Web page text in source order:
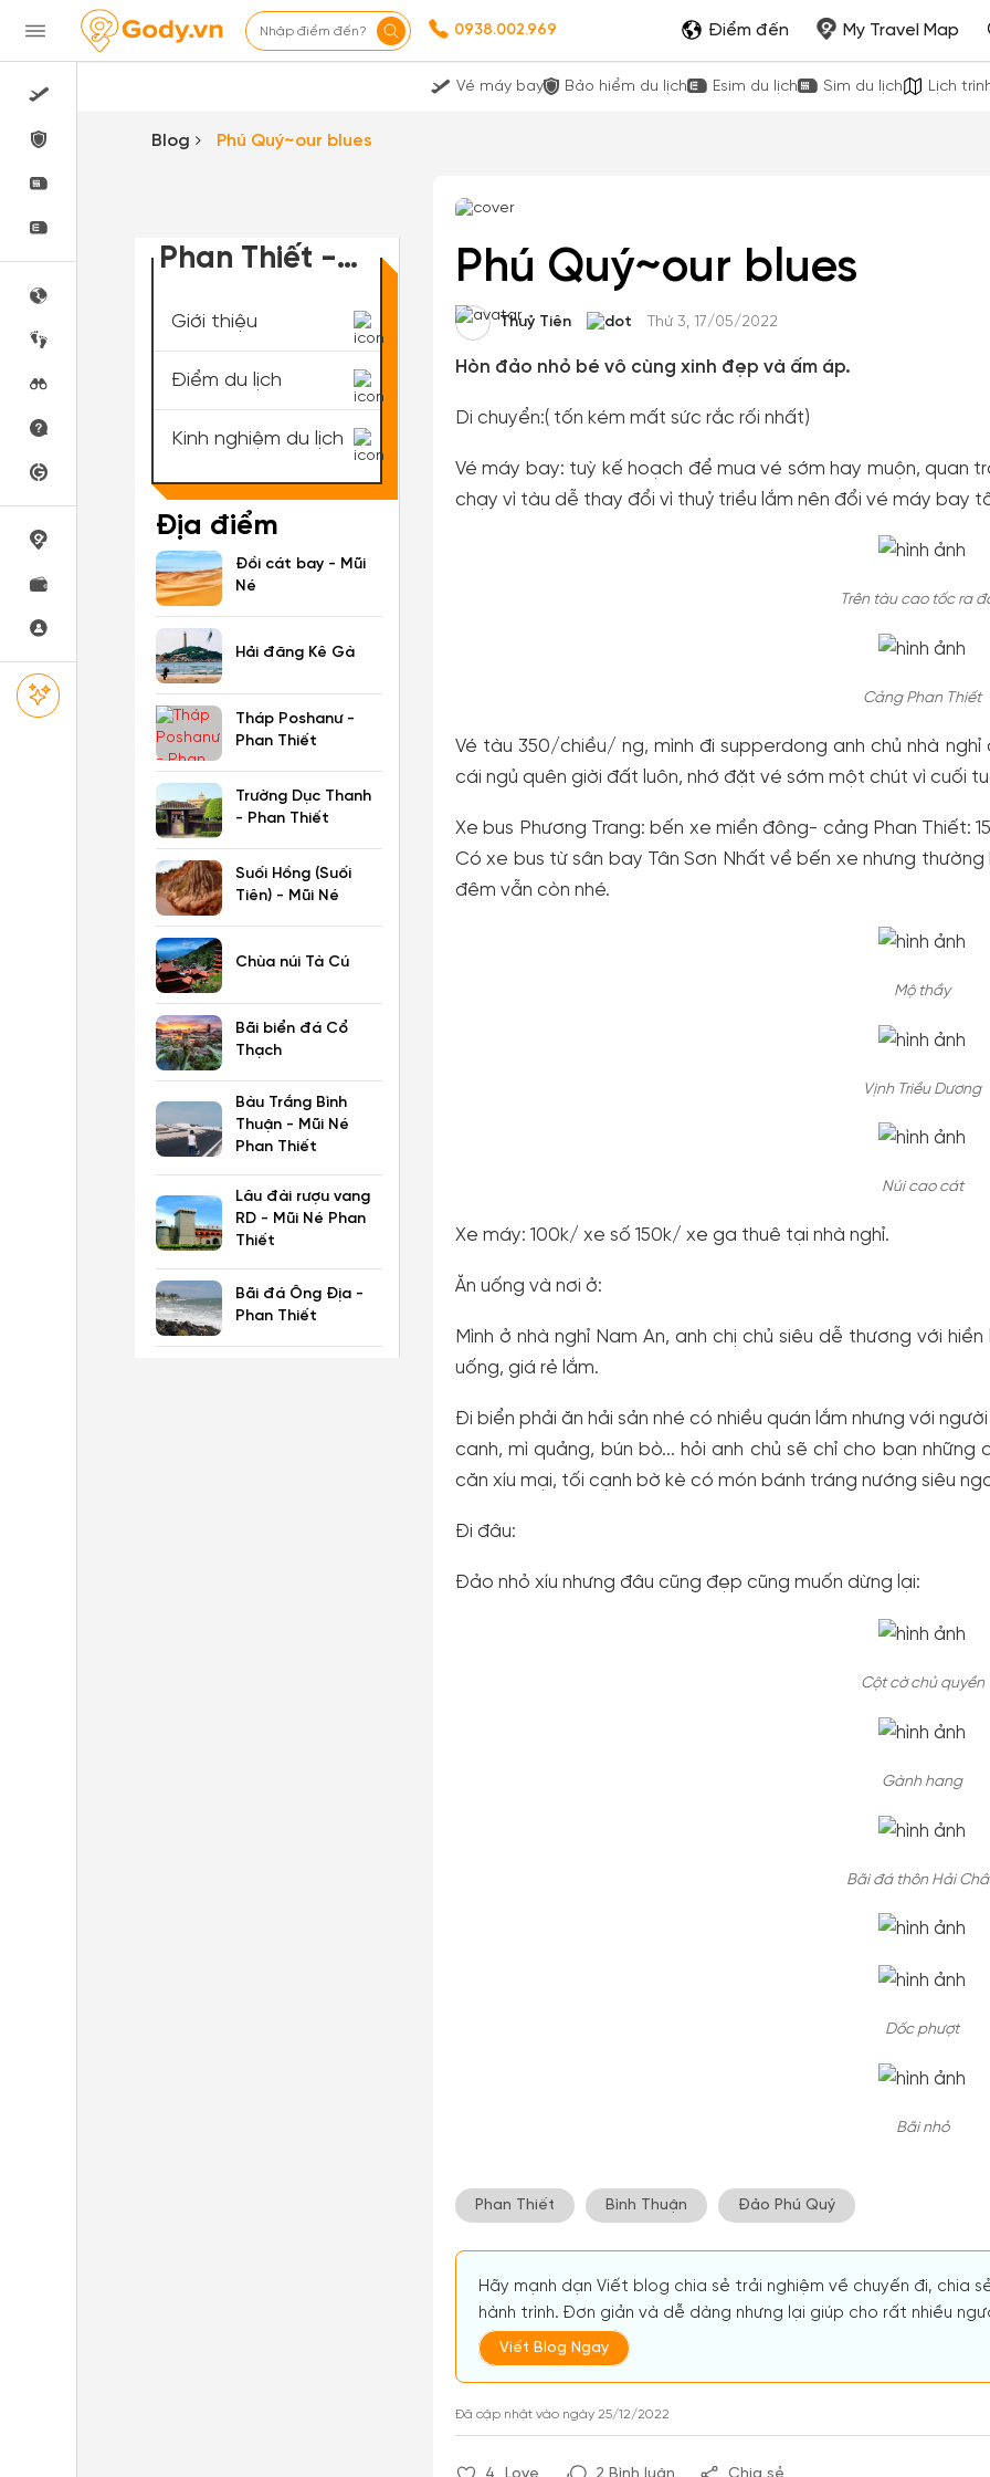
Nhập điểm đến? 0938.002.969 Điểm đến My Travel Map
Vé máy bay Bảo hiểm du lịch Esim du lịch Sim du lịch Lịch
Blog Phú Quý~our blues
Phú Quý~our blues
Thuỷ Tiên Thứ 3, 17/05/2022
Hòn đảo nhỏ bé vô cùng xinh đẹp và ấm áp.
Di chuyển:( tốn kém mất sức rắc rối nhất)
Vé máy bay: tuỳ kế hoạch để mua vé sớm hay muộn, quan
chạy vì tàu dễ thay đổi vì thuỷ triều lắm nên đổi vé máy bay
Trên tàu cao tốc ra
Cảng Phan Thiết
Vé tàu 350/chiều/ ng, mình đi supperdong anh chủ nhà
cái ngủ quên giời đất luôn, nhớ đặt vé sớm một chút vì cuối
Xe bus Phương Trang: bến xe miền đông- cảng Phan
Có xe bus từ sân bay Tân Sơn Nhất về bến xe nhưng
đêm vẫn còn nhé.
Mộ thầy
Vịnh Triều Dương
Núi cao cát
Xe máy: 100k/ xe số 150k/ xe ga thuê tại nhà nghỉ.
Ăn uống và nơi ở:
Mình ở nhà nghỉ Nam An, anh chị chủ siêu dễ thương với
uống, giá rẻ lắm.
Đi biển phải ăn hải sản nhé có nhiều quán lắm nhưng với
canh, mì quảng, bún bò... hỏi anh chủ sẽ chỉ cho bạn những
căn xíu mại, tối cạnh bờ kè có món bánh tráng nướng siêu
Đi đâu:
Đảo nhỏ xíu nhưng đâu cũng đẹp cũng muốn dừng lại:
Cột cờ chủ quyền
Gành hang
Bãi đá thôn Hải
Dốc phượt
Bãi nhỏ
Phan Thiết Bình Thuận Đảo Phú Quý
Hãy mạnh dạn Viết blog chia sẻ trải nghiệm về chuyến đi, chia
hành trình. Đơn giản và dễ dàng nhưng lại giúp cho rất nhiều
Viết Blog Ngay
Đã cập nhật vào ngày 25/12/2022
Phan Thiết -
Giới thiệu
Điểm du lịch
Kinh nghiệm du lịch
Địa điểm
Đồi cát bay - Mũi
Né
Hải đăng Kê Gà
Tháp Poshanư -
Phan Thiết
Trường Dục Thanh
- Phan Thiết
Suối Hồng (Suối
Tiên) - Mũi Né
Chùa núi Tà Cú
Bãi biển đá Cổ
Thạch
Bàu Trắng Bình
Thuận - Mũi Né
Phan Thiết
Lâu đài rượu vang
RD - Mũi Né Phan
Thiết
Bãi đá Ông Địa -
Phan Thiết